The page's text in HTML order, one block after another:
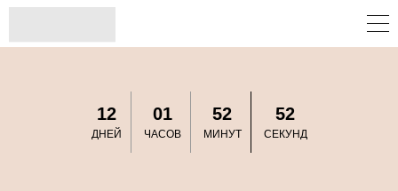
12
ДНЕЙ
01
ЧАСОВ
52
МИНУТ
52
СЕКУНД